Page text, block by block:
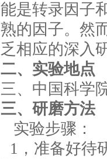
能是转录因子
熟的因子。然
乏相应的深入
二、 实验地点
三、中国科学
三、研磨方法
实验步骤：
1，准备好待